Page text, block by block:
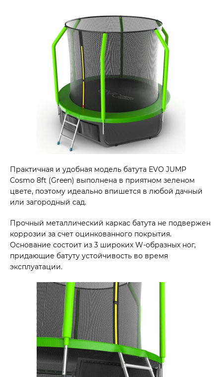
Практичная и удобная модель батута EVO JUMP
Cosmo 8ft (Green) выполнена в приятном зеленом
цвете, поэтому идеально впишется в любой дачный
или загородный сад.
Прочный металлический каркас батута не подвержен
коррозии за счет оцинкованного покрытия.
Основание состоит из 3 широких W-образных ног,
придающие батуту устойчивость во время
эксплуатации.